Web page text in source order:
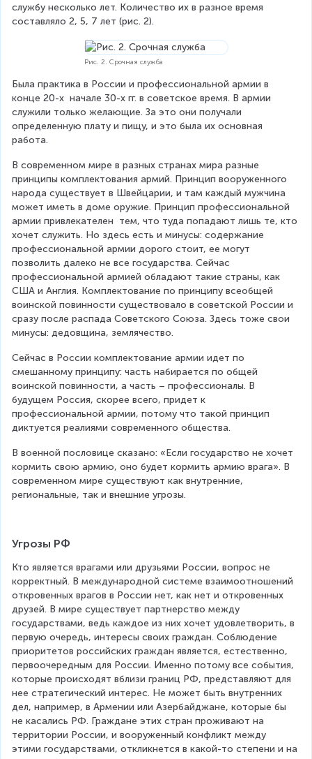
службу несколько лет. Количество их в разное время
составляло 2, 5, 7 лет (рис. 2).
Рис. 2. Срочная служба
Была практика в России и профессиональной армии в
конце 20-х  начале 30-х гг. в советское время. В армии
служили только желающие. За это они получали
определенную плату и пищу, и это была их основная
работа.
В современном мире в разных странах мира разные
принципы комплектования армий. Принцип вооруженного
народа существует в Швейцарии, и там каждый мужчина
может иметь в доме оружие. Принцип профессиональной
армии привлекателен  тем, что туда попадают лишь те, кто
хочет служить. Но здесь есть и минусы: содержание
профессиональной армии дорого стоит, ее могут
позволить далеко не все государства. Сейчас
профессиональной армией обладают такие страны, как
США и Англия. Комплектование по принципу всеобщей
воинской повинности существовало в советской России и
сразу после распада Советского Союза. Здесь тоже свои
минусы: дедовщина, землячество.
Сейчас в России комплектование армии идет по
смешанному принципу: часть набирается по общей
воинской повинности, а часть – профессионалы. В
будущем Россия, скорее всего, придет к
профессиональной армии, потому что такой принцип
диктуется реалиями современного общества.
В военной пословице сказано: «Если государство не хочет
кормить свою армию, оно будет кормить армию врага». В
современном мире существуют как внутренние,
региональные, так и внешние угрозы.
Угрозы РФ
Кто является врагами или друзьями России, вопрос не
корректный. В международной системе взаимоотношений
откровенных врагов в России нет, как нет и откровенных
друзей. В мире существует партнерство между
государствами, ведь каждое из них хочет удовлетворить, в
первую очередь, интересы своих граждан. Соблюдение
приоритетов российских граждан является, естественно,
первоочередным для России. Именно потому все события,
которые происходят вблизи границ РФ, представляют для
нее стратегический интерес. Не может быть внутренних
дел, например, в Армении или Азербайджане, которые бы
не касались РФ. Граждане этих стран проживают на
территории России, и вооруженный конфликт между
этими государствами, откликнется в какой-то степени и на